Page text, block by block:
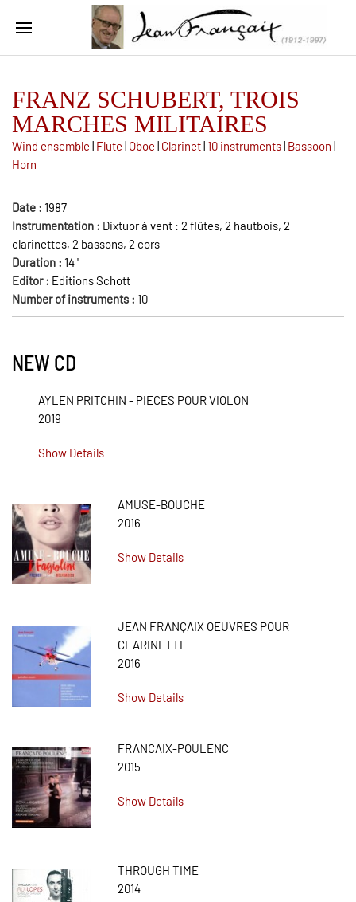
FRANZ SCHUBERT, TROIS
MARCHES MILITAIRES
Wind ensemble | Flute | Oboe | Clarinet| 10 instruments| Bassoon |
Horn
Date : 1987
Instrumentation : Dixtuor à vent : 2 flûtes, 2 hautbois, 2
clarinettes, 2 bassons, 2 cors
Duration : 14'
Editor : Editions Schott
Number of instruments : 10
NEW CD
AYLEN PRITCHIN - PIECES POUR VIOLON
2019
Show Details
AMUSE-BOUCHE
2016
Show Details
JEAN FRANÇAIX OEUVRES POUR
CLARINETTE
2016
Show Details
FRANCAIX-POULENC
2015
Show Details
THROUGH TIME
2014